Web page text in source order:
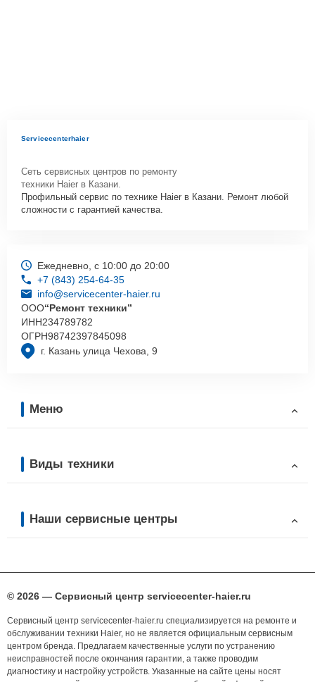
Servicecenterhaier
Сеть сервисных центров по ремонту
техники Haier в Казани.
Профильный сервис по технике Haier в Казани. Ремонт любой
сложности с гарантией качества.
г. Казань улица Чехова, 9
Ежедневно, с 10:00 до 20:00
+7 (843) 254-64-35
info@servicecenter-haier.ru
ООО“Ремонт техники”
ИНН234789782
ОГРН98742397845098
Меню
Виды техники
Наши сервисные центры
© 2026 — Сервисный центр servicecenter-haier.ru
Сервисный центр servicecenter-haier.ru специализируется на ремонте и
обслуживании техники Haier, но не является официальным сервисным
центром бренда. Предлагаем качественные услуги по устранению
неисправностей после окончания гарантии, а также проводим
диагностику и настройку устройств. Указанные на сайте цены носят